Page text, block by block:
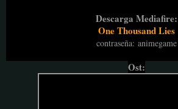
Descarga Mediafire:
One Thousand Lies
contraseña: animegame
Ost: